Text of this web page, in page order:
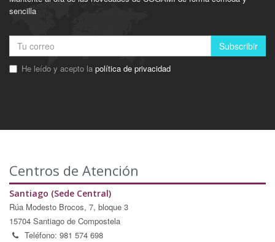
sencilla
Subscribir
He leído y acepto la política de privacidad
Centros de Atención
Santiago (Sede Central)
Rúa Modesto Brocos, 7, bloque 3
15704 Santiago de Compostela
Teléfono: 981 574 698